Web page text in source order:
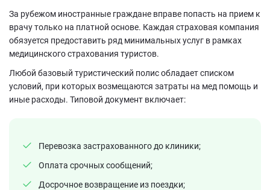
За рубежом иностранные граждане вправе попасть на прием к
врачу только на платной основе. Каждая страховая компания
обязуется предоставить ряд минимальных услуг в рамках
медицинского страхования туристов.
Любой базовый туристический полис обладает списком
условий, при которых возмещаются затраты на мед помощь и
иные расходы. Типовой документ включает:
Перевозка застрахованного до клиники;
Оплата срочных сообщений;
Досрочное возвращение из поездки;